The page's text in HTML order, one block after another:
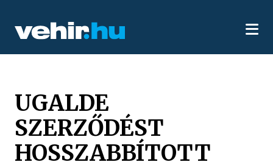
UGALDE
SZERZŐDÉST
HOSSZABBÍTOTT